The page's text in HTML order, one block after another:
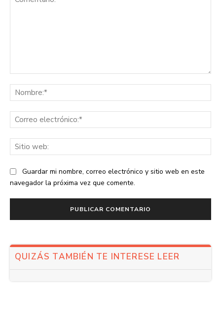
Guardar mi nombre, correo electrónico y sitio web en este
navegador la próxima vez que comente.
QUIZÁS TAMBIÉN TE INTERESE LEER